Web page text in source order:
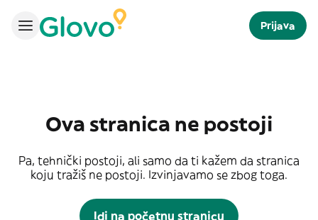
Prijava
Ova stranica ne postoji
Pa, tehnički postoji, ali samo da ti kažem da stranica
koju tražiš ne postoji. Izvinjavamo se zbog toga.
Idi na početnu stranicu